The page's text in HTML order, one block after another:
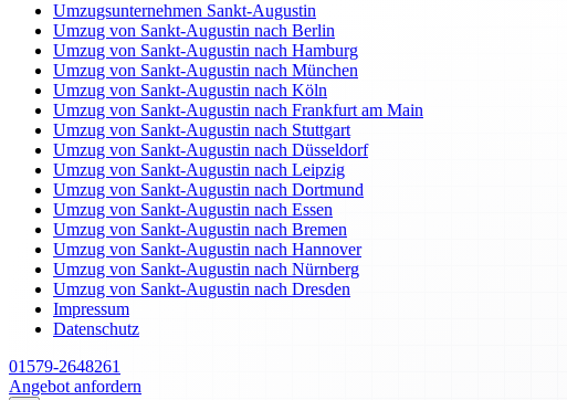
Umzugsunternehmen Sankt-Augustin
Umzug von Sankt-Augustin nach Berlin
Umzug von Sankt-Augustin nach Hamburg
Umzug von Sankt-Augustin nach München
Umzug von Sankt-Augustin nach Köln
Umzug von Sankt-Augustin nach Frankfurt am Main
Umzug von Sankt-Augustin nach Stuttgart
Umzug von Sankt-Augustin nach Düsseldorf
Umzug von Sankt-Augustin nach Leipzig
Umzug von Sankt-Augustin nach Dortmund
Umzug von Sankt-Augustin nach Essen
Umzug von Sankt-Augustin nach Bremen
Umzug von Sankt-Augustin nach Hannover
Umzug von Sankt-Augustin nach Nürnberg
Umzug von Sankt-Augustin nach Dresden
Impressum
Datenschutz
01579-2648261
Angebot anfordern